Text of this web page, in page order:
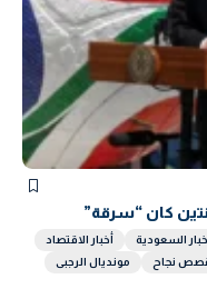
كان “سرقة”
السعودية
أخبار الاقتصاد
نجاح
مونديال الرجبى